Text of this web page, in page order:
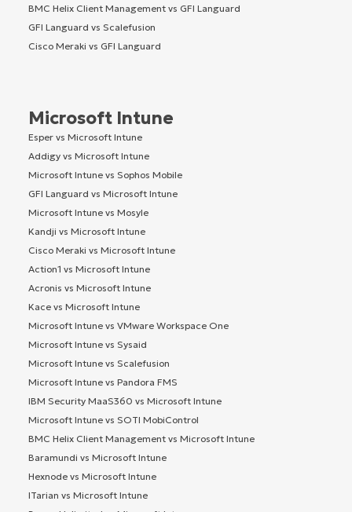
BMC Helix Client Management vs GFI Languard
GFI Languard vs Scalefusion
Cisco Meraki vs GFI Languard
Microsoft Intune
Esper vs Microsoft Intune
Addigy vs Microsoft Intune
Microsoft Intune vs Sophos Mobile
GFI Languard vs Microsoft Intune
Microsoft Intune vs Mosyle
Kandji vs Microsoft Intune
Cisco Meraki vs Microsoft Intune
Action1 vs Microsoft Intune
Acronis vs Microsoft Intune
Kace vs Microsoft Intune
Microsoft Intune vs VMware Workspace One
Microsoft Intune vs Sysaid
Microsoft Intune vs Scalefusion
Microsoft Intune vs Pandora FMS
IBM Security MaaS360 vs Microsoft Intune
Microsoft Intune vs SOTI MobiControl
BMC Helix Client Management vs Microsoft Intune
Baramundi vs Microsoft Intune
Hexnode vs Microsoft Intune
ITarian vs Microsoft Intune